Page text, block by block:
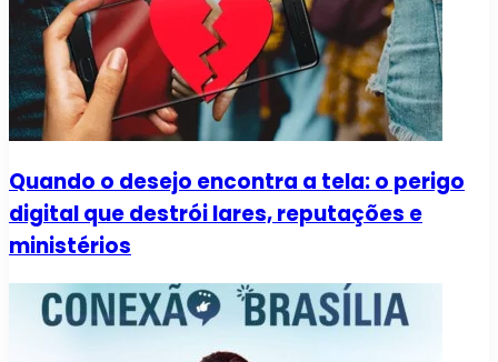
Quando o desejo encontra a tela: o perigo
digital que destrói lares, reputações e
ministérios